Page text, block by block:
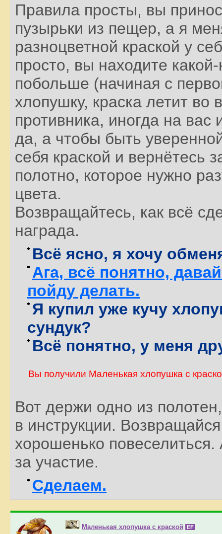
Правила просты, вы
пузырьки из пещер, а я
разноцветной краской у
просто, вы находите
побольше (начиная с
хлопушку, краска летит во
противника, иногда на вас
да, а чтобы быть
себя краской и вернётесь
полотно, которое нужно
цвета.
Возвращайтесь, как всё
награда.
Всё ясно, я хочу
Ага, всё понятно,
пойду делать.
Я купил уже кучу
сундук?
Всё понятно, у меня
Вы получили Маленькая хлопушка с
Вот держи одно из
в инструкции.
хорошенько
за участие.
Сделаем.
Маленькая хлопушка с краской EF